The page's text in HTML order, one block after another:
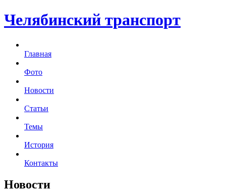
Челябинский транспорт
Главная
Фото
Новости
Статьи
Темы
История
Контакты
Новости